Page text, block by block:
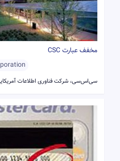
مخفف عبارت CSC
سی‌اس‌سی، شرکت فناوری اطلاعات